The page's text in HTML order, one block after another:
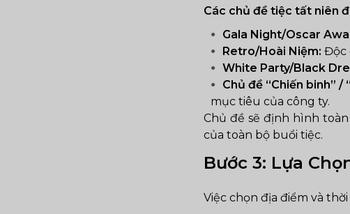
Các chủ đề tiệc tất niên
Gala Night/Oscar
Retro/Hoài Niệm: Độc
White Party/Black
Chủ đề “Chiến binh” /
mục tiêu của công ty.
Chủ đề sẽ định hình
của toàn bộ buổi tiệc.
Bước 3: Lựa
Việc chọn địa điểm và